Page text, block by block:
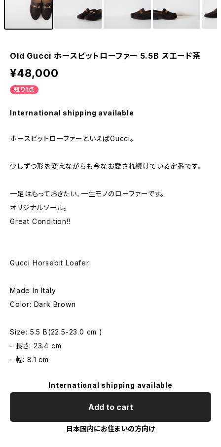
Old Gucci ホースビットローファー 5.5B スエード茶
¥48,000
残り1点
International shipping available
ホースビットローファーといえばGucci。
少しずつ形を変えながらも今なお愛され続けている定番です。
一足はもっておきたい、一生モノのローファーです。
オリジナルソール。
Great Condition!!
Gucci Horsebit Loafer
Made In Italy
Color: Dark Brown
Size: 5.5 B(22.5-23.0 cm )
- 長さ: 23.4 cm
- 幅: 8.1 cm
International shipping available
Add to cart
日本国内にお住まいの方向け